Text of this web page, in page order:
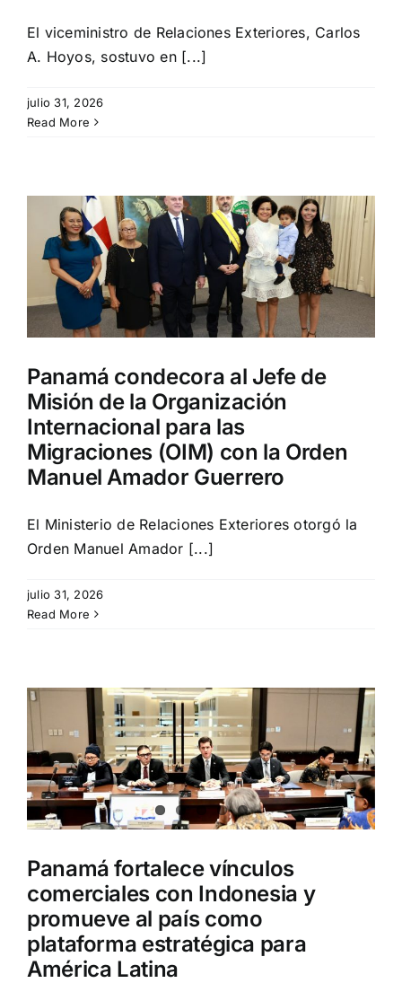
El viceministro de Relaciones Exteriores, Carlos
A. Hoyos, sostuvo en [...]
julio 31, 2026
Read More
Panamá condecora al Jefe de
Misión de la Organización
Internacional para las
Migraciones (OIM) con la Orden
Manuel Amador Guerrero
El Ministerio de Relaciones Exteriores otorgó la
Orden Manuel Amador [...]
julio 31, 2026
Read More
Panamá fortalece vínculos
comerciales con Indonesia y
promueve al país como
plataforma estratégica para
América Latina